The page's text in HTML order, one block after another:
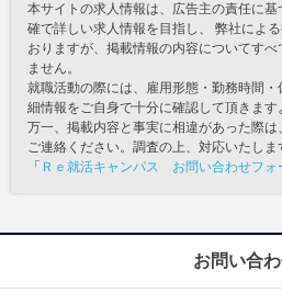
本サイトの求人情報は、広告主の責任に
確で詳しい求人情報を目指し、 弊社によ
おりますが、掲載情報の内容についてす
ません。
就職活動の際には、雇用形態・勤務時間
細情報をご自身で十分に確認して頂きます
万一、掲載内容と事実に相違があった際
ご連絡ください。調査の上、対応いたしま
「 Ｒｅ就活キャンパス お問い合わせフォ
お問い合